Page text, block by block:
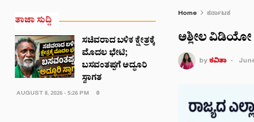
Home ಕರ್ನಾಟಕ
ಅಶ್ಲೀಲ ವಿಡಿಯೋ
by ಕವಿತಾ
ತಾಜಾ ಸುದ್ದಿ
ಸಚಿವರಾದ ಬಳಿಕ ಕ್ಷೇತ್ರಕ್ಕೆ
ಮೊದಲ ಭೇಟಿ;
ಬಸವಂತಪ್ಪಗೆ ಅದ್ಧೂರಿ
ಸ್ವಾಗತ
AUGUST 8, 2026 - 5:26 PM 0